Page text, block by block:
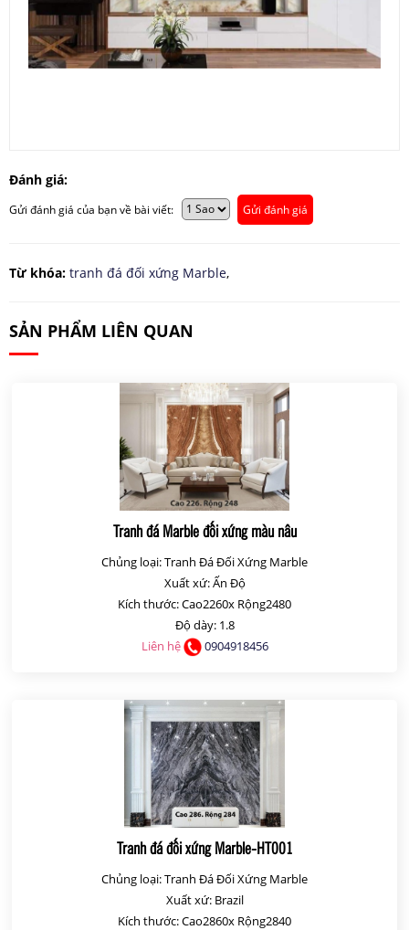
Đánh giá:
Gửi đánh giá của bạn về bài viết: Gửi đánh giá
Từ khóa: tranh đá đối xứng Marble,
SẢN PHẨM LIÊN QUAN
Tranh đá Marble đối xứng màu nâu
Chủng loại: Tranh Đá Đối Xứng Marble
Xuất xứ: Ấn Độ
Kích thước: Cao2260x Rộng2480
Độ dày: 1.8
Liên hệ
0904918456
Tranh đá đối xứng Marble-HT001
Chủng loại: Tranh Đá Đối Xứng Marble
Xuất xứ: Brazil
Kích thước: Cao2860x Rộng2840